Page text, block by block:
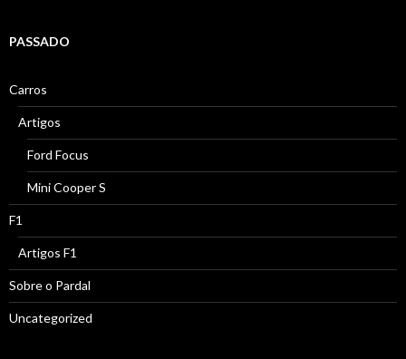
PASSADO
Carros
Artigos
Ford Focus
Mini Cooper S
F1
Artigos F1
Sobre o Pardal
Uncategorized